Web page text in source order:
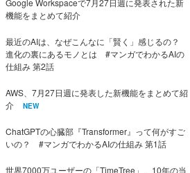
Google Workspaceで7月27日週に発表された新
機能をまとめて紹介
最近のAIは、なぜこんなに「賢く」感じるの？
進化の裏にあるモノとは #マンガでわかるAIの
仕組み 第2話
AWS、7月27日週に発表した新機能をまとめて紹
介
NEW
ChatGPTの心臓部『Transformer』って何がすご
いの？ #マンガでわかるAIの仕組み 第1話
世界7000万ユーザーの「TimeTree」、10年の当